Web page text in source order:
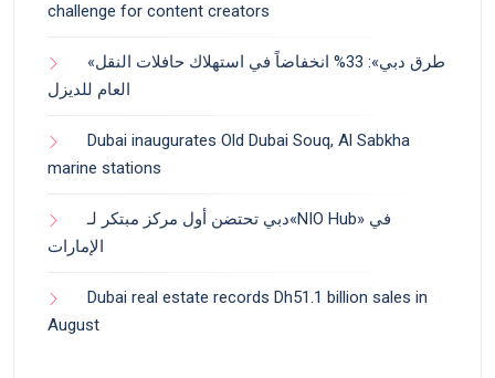
challenge for content creators
«طرق دبي»: 33% انخفاضاً في استهلاك حافلات النقل
العام للديزل
Dubai inaugurates Old Dubai Souq, Al Sabkha
marine stations
دبي تحتضن أول مركز مبتكر لـ«NIO Hub» في
الإمارات
Dubai real estate records Dh51.1 billion sales in
August